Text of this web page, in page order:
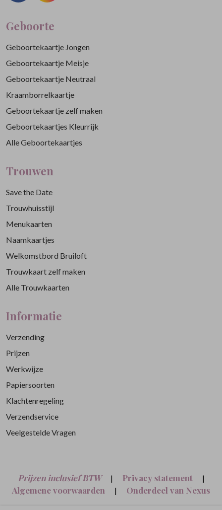
Geboorte
Geboortekaartje Jongen
Geboortekaartje Meisje
Geboortekaartje Neutraal
Kraamborrelkaartje
Geboortekaartje zelf maken
Geboortekaartjes Kleurrijk
Alle Geboortekaartjes
Trouwen
Save the Date
Trouwhuisstijl
Menukaarten
Naamkaartjes
Welkomstbord Bruiloft
Trouwkaart zelf maken
Alle Trouwkaarten
Informatie
Verzending
Prijzen
Werkwijze
Papiersoorten
Klachtenregeling
Verzendservice
Veelgestelde Vragen
Prijzen inclusief BTW | Privacy statement |
Algemene voorwaarden |
Onderdeel van Nexus